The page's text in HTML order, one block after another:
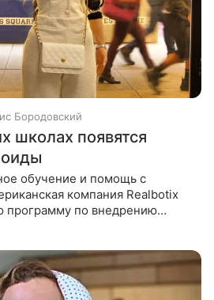
Бородовский
школах появятся
обучение и помощь с
компания Realbotix
программу по внедрению